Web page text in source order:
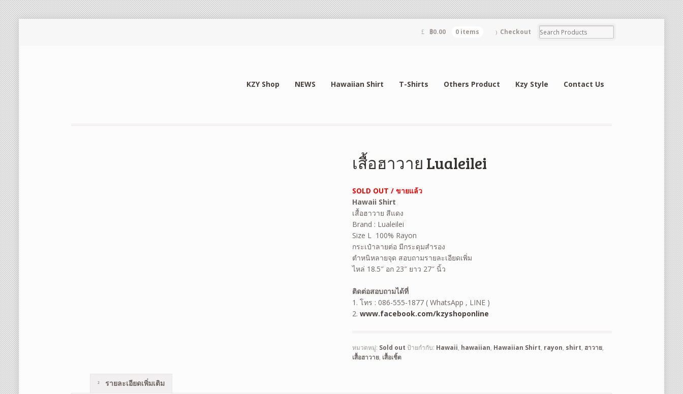
฿0.00 0 items Checkout
KZY Shop NEWS Hawaiian Shirt T-Shirts Others Product Kzy Style Contact Us
เสื้อฮาวาย Lualeilei
SOLD OUT / ขายแล้ว
Hawaii Shirt
เสื้อฮาวาย สีแดง
Brand : Lualeilei
Size L 100% Rayon
กระเป๋าลายต่อ มีกระดุมสำรอง
ตำหนิหลายจุด สอบถามรายละเอียดเพิ่ม
ไหล่ 18.5″ อก 23″ ยาว 27″ นิ้ว
ติดต่อสอบถามได้ที่
1. โทร : 086-555-1877 ( WhatsApp , LINE )
2.www.facebook.com/kzyshoponline
หมวดหมู่: Sold out ป้ายกำกับ: Hawaii, hawaiian, Hawaiian Shirt, rayon, shirt, ฮาวาย,
เสื้อฮาวาย, เสื้อเชิ้ต
รายละเอียดเพิ่มเติม